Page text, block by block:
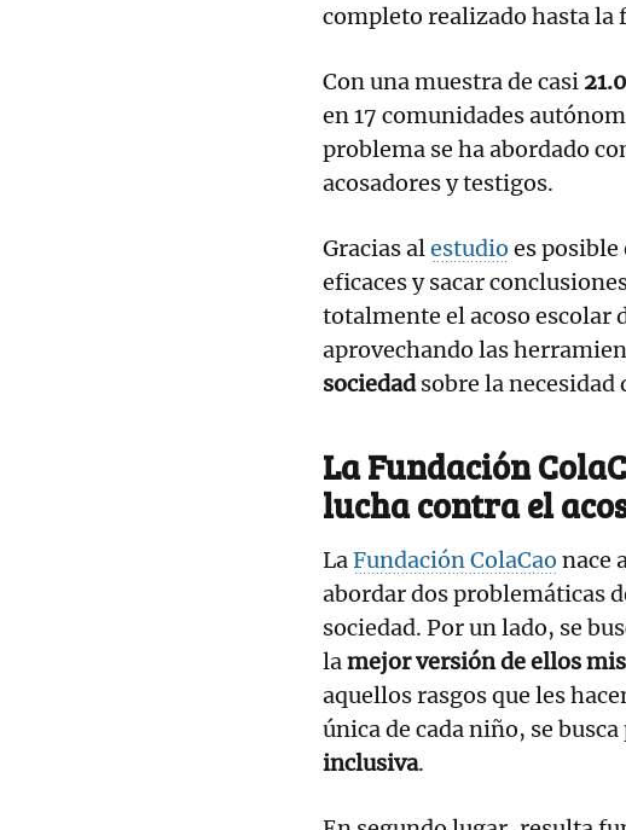
completo realizado hasta la
Con una muestra de casi
en 17 comunidades
problema se ha abordado
acosadores y testigos.
Gracias alestudio es posible
eficaces y sacar
totalmente el acoso escolar
aprovechando las
sociedadsobre la necesidad
La Fundación
lucha contra el
LaFundación ColaCao nace
abordar dos problemáticas
sociedad. Por un lado, se
lamejor versión de ellos
aquellos rasgos que les
única de cada niño, se
inclusiva.